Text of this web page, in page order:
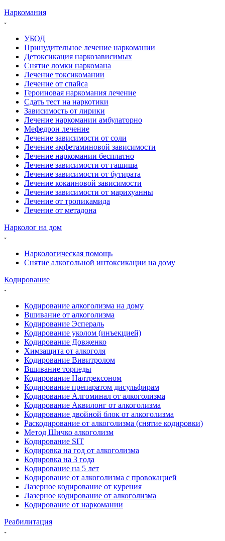
Наркомания
УБОД
Принудительное лечение наркомании
Детоксикация наркозависимых
Снятие ломки наркомана
Лечение токсикомании
Лечение от спайса
Героиновая наркомания лечение
Сдать тест на наркотики
Зависимость от лирики
Лечение наркомании амбулаторно
Мефедрон лечение
Лечение зависимости от соли
Лечение амфетаминовой зависимости
Лечение наркомании бесплатно
Лечение зависимости от гашиша
Лечение зависимости от бутирата
Лечение кокаиновой зависимости
Лечение зависимости от марихуанны
Лечение от тропикамида
Лечение от метадона
Нарколог на дом
Наркологическая помощь
Снятие алкогольной интоксикации на дому
Кодирование
Кодирование алкоголизма на дому
Вшивание от алкоголизма
Кодирование Эспераль
Кодирование уколом (инъекцией)
Кодирование Довженко
Химзащита от алкоголя
Кодирование Вивитролом
Вшивание торпеды
Кодирование Налтрексоном
Кодирование препаратом дисульфирам
Кодирование Алгоминал от алкоголизма
Кодирование Аквилонг от алкоголизма
Кодирование двойной блок от алкоголизма
Раскодирование от алкоголизма (снятие кодировки)
Метод Шичко алкоголизм
Кодирование SIT
Кодировка на год от алкоголизма
Кодировка на 3 года
Кодирование на 5 лет
Кодирование от алкоголизма с провокацией
Лазерное кодирование от курения
Лазерное кодирование от алкоголизма
Кодирование от наркомании
Реабилитация